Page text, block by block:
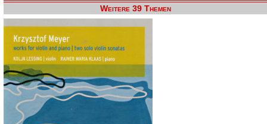
Weitere 39 Themen